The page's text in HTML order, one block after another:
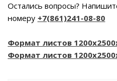
Остались вопросы?
номеру +7(861)241-08-80
Формат листов
Формат листов